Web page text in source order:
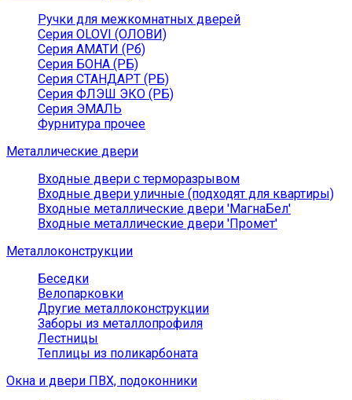
Ручки для межкомнатных дверей
Серия OLOVI (ОЛОВИ)
Серия АМАТИ (Рб)
Серия БОНА (РБ)
Серия СТАНДАРТ (РБ)
Серия ФЛЭШ ЭКО (РБ)
Серия ЭМАЛЬ
Фурнитура прочее
Металлические двери
Входные двери с терморазрывом
Входные двери уличные (подходят для квартиры)
Входные металлические двери 'МагнаБел'
Входные металлические двери 'Промет'
Металлоконструкции
Беседки
Велопарковки
Другие металлоконструкции
Заборы из металлопрофиля
Лестницы
Теплицы из поликарбоната
Окна и двери ПВХ, подоконники